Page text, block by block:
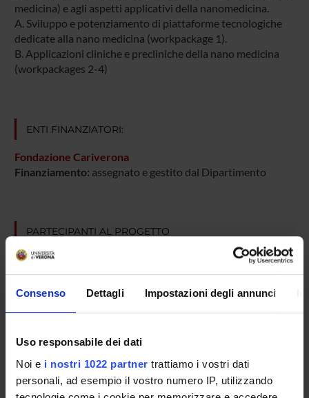
Consenso Dettagli Impostazioni degli annunci
Uso responsabile dei dati
Noi e i nostri 1022 partner trattiamo i vostri dati
personali, ad esempio il vostro numero IP, utilizzando
medicina) e agli aspetti applicativi della nanomedicina.
A. Sviluppo e potenziamento di piattaforme tecnologiche
dedicate alla nano medicina (workpackage 1).
B. Applicazioni cliniche e precliniche della nano medicina
(workpackages 2-4)
ENTI FINANZIATORI:
Fondazione Cariverona
Finanziamento: assegnato e gestito dal Dipartimento
PARTECIPANTI AL PROGETTO
Marina Bentivoglio
Cultore della materia
Massimo Delledonne
Professore ordinario
Guido Francesco Fumagalli